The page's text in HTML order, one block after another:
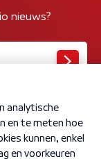
nieuws?